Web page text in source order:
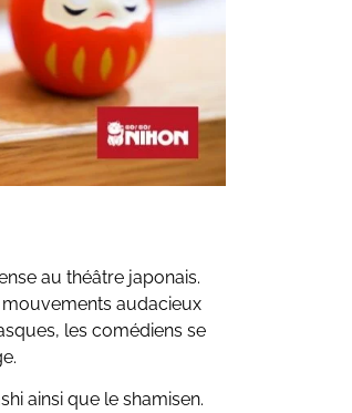
au théâtre japonais.
audacieux
les comédiens se
ainsi que le shamisen.